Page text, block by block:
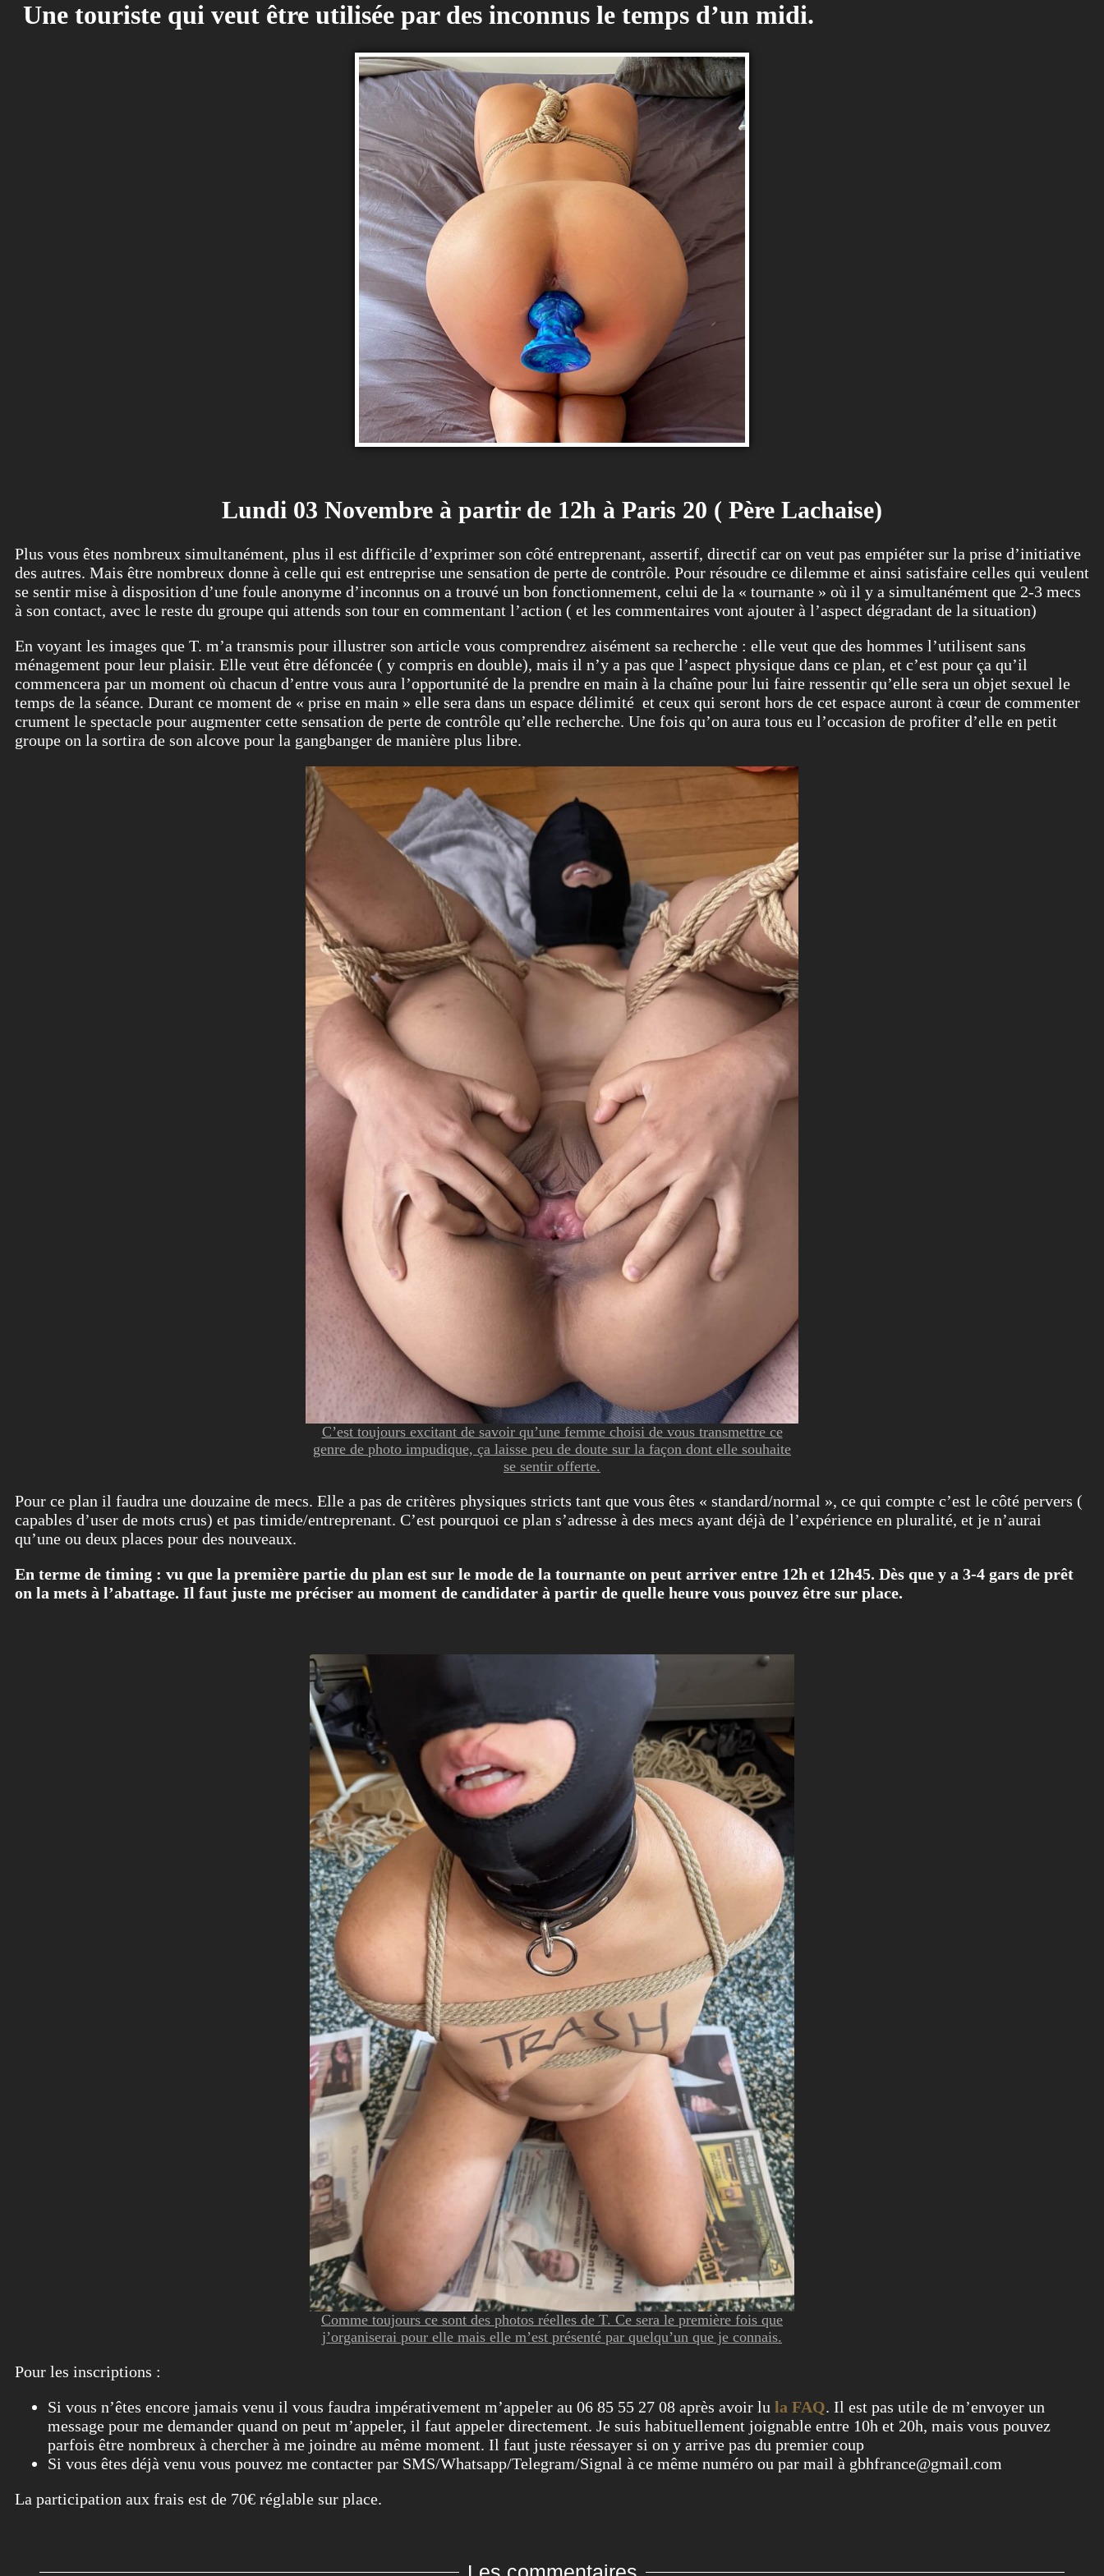
Une touriste qui veut être utilisée par des inconnus le temps d’un midi.
Lundi 03 Novembre à partir de 12h à Paris 20 ( Père Lachaise)
Plus vous êtes nombreux simultanément, plus il est difficile d’exprimer son côté entreprenant, assertif, directif car on veut pas empiéter sur la prise d’initiative
des autres. Mais être nombreux donne à celle qui est entreprise une sensation de perte de contrôle. Pour résoudre ce dilemme et ainsi satisfaire celles qui veulent
se sentir mise à disposition d’une foule anonyme d’inconnus on a trouvé un bon fonctionnement, celui de la « tournante » où il y a simultanément que 2-3 mecs
à son contact, avec le reste du groupe qui attends son tour en commentant l’action ( et les commentaires vont ajouter à l’aspect dégradant de la situation)
En voyant les images que T. m’a transmis pour illustrer son article vous comprendrez aisément sa recherche : elle veut que des hommes l’utilisent sans
ménagement pour leur plaisir. Elle veut être défoncée ( y compris en double), mais il n’y a pas que l’aspect physique dans ce plan, et c’est pour ça qu’il
commencera par un moment où chacun d’entre vous aura l’opportunité de la prendre en main à la chaîne pour lui faire ressentir qu’elle sera un objet sexuel le
temps de la séance. Durant ce moment de « prise en main » elle sera dans un espace délimité et ceux qui seront hors de cet espace auront à cœur de commenter
crument le spectacle pour augmenter cette sensation de perte de contrôle qu’elle recherche. Une fois qu’on aura tous eu l’occasion de profiter d’elle en petit
groupe on la sortira de son alcove pour la gangbanger de manière plus libre.
C’est toujours excitant de savoir qu’une femme choisi de vous transmettre ce
genre de photo impudique, ça laisse peu de doute sur la façon dont elle souhaite
se sentir offerte.
Pour ce plan il faudra une douzaine de mecs. Elle a pas de critères physiques stricts tant que vous êtes « standard/normal », ce qui compte c’est le côté pervers (
capables d’user de mots crus) et pas timide/entreprenant. C’est pourquoi ce plan s’adresse à des mecs ayant déjà de l’expérience en pluralité, et je n’aurai
qu’une ou deux places pour des nouveaux.
En terme de timing : vu que la première partie du plan est sur le mode de la tournante on peut arriver entre 12h et 12h45. Dès que y a 3-4 gars de prêt
on la mets à l’abattage. Il faut juste me préciser au moment de candidater à partir de quelle heure vous pouvez être sur place.
Comme toujours ce sont des photos réelles de T. Ce sera le première fois que
j’organiserai pour elle mais elle m’est présenté par quelqu’un que je connais.
Pour les inscriptions :
Si vous n’êtes encore jamais venu il vous faudra impérativement m’appeler au 06 85 55 27 08 après avoir lu la FAQ. Il est pas utile de m’envoyer un
message pour me demander quand on peut m’appeler, il faut appeler directement. Je suis habituellement joignable entre 10h et 20h, mais vous pouvez
parfois être nombreux à chercher à me joindre au même moment. Il faut juste réessayer si on y arrive pas du premier coup
Si vous êtes déjà venu vous pouvez me contacter par SMS/Whatsapp/Telegram/Signal à ce même numéro ou par mail à gbhfrance@gmail.com
La participation aux frais est de 70€ réglable sur place.